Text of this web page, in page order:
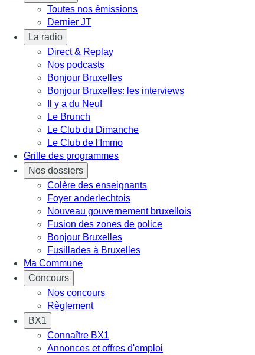
Toutes nos émissions
Dernier JT
La radio
Direct & Replay
Nos podcasts
Bonjour Bruxelles
Bonjour Bruxelles: les interviews
Il y a du Neuf
Le Brunch
Le Club du Dimanche
Le Club de l'Immo
Grille des programmes
Nos dossiers
Colère des enseignants
Foyer anderlechtois
Nouveau gouvernement bruxellois
Fusion des zones de police
Bonjour Bruxelles
Fusillades à Bruxelles
Ma Commune
Concours
Nos concours
Règlement
BX1
Connaître BX1
Annonces et offres d'emploi